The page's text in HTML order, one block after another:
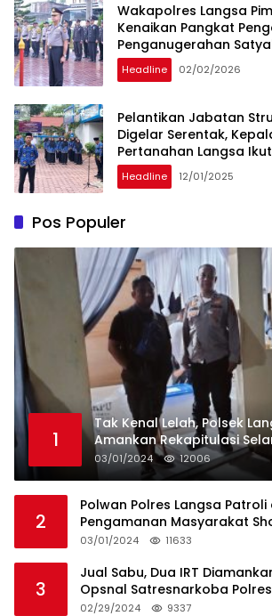
Wakapolres Langsa
Kenaikan Pangkat
Penganugerahan
Headline 02/02/2026
Pelantikan Jabatan
Digelar Serentak,
Pertanahan Langsa
Headline 12/01/2025
Pos Populer
1
Tak Kenal Lelah, Polsek
Amankan Rekapitulasi
Kecamatan Baro
03/01/2024 12006
2
Polwan Polres Langsa Patroli
Pengamanan Masyarakat
03/01/2024 11633
3
Jual Sabu, Dua IRT
Opsnal Satresnarkoba
02/29/2024 9337